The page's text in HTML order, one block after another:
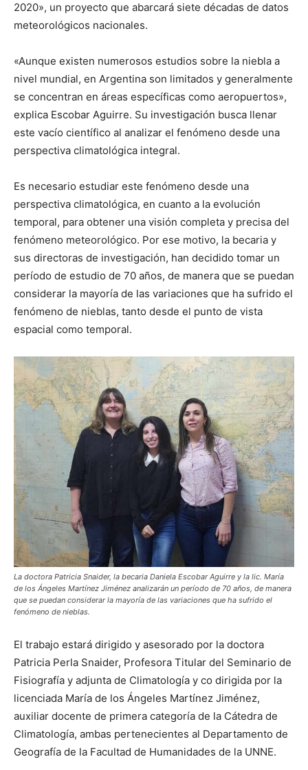
2020», un proyecto que abarcará siete décadas de datos
meteorológicos nacionales.
«Aunque existen numerosos estudios sobre la niebla a
nivel mundial, en Argentina son limitados y generalmente
se concentran en áreas específicas como aeropuertos»,
explica Escobar Aguirre. Su investigación busca llenar
este vacío científico al analizar el fenómeno desde una
perspectiva climatológica integral.
Es necesario estudiar este fenómeno desde una
perspectiva climatológica, en cuanto a la evolución
temporal, para obtener una visión completa y precisa del
fenómeno meteorológico. Por ese motivo, la becaria y
sus directoras de investigación, han decidido tomar un
período de estudio de 70 años, de manera que se puedan
considerar la mayoría de las variaciones que ha sufrido el
fenómeno de nieblas, tanto desde el punto de vista
espacial como temporal.
La doctora Patricia Snaider, la becaria Daniela Escobar Aguirre y la lic. María
de los Ángeles Martínez Jiménez analizarán un período de 70 años, de manera
que se puedan considerar la mayoría de las variaciones que ha sufrido el
fenómeno de nieblas.
El trabajo estará dirigido y asesorado por la doctora
Patricia Perla Snaider, Profesora Titular del Seminario de
Fisiografía y adjunta de Climatología y co dirigida por la
licenciada María de los Ángeles Martínez Jiménez,
auxiliar docente de primera categoría de la Cátedra de
Climatología, ambas pertenecientes al Departamento de
Geografía de la Facultad de Humanidades de la UNNE.